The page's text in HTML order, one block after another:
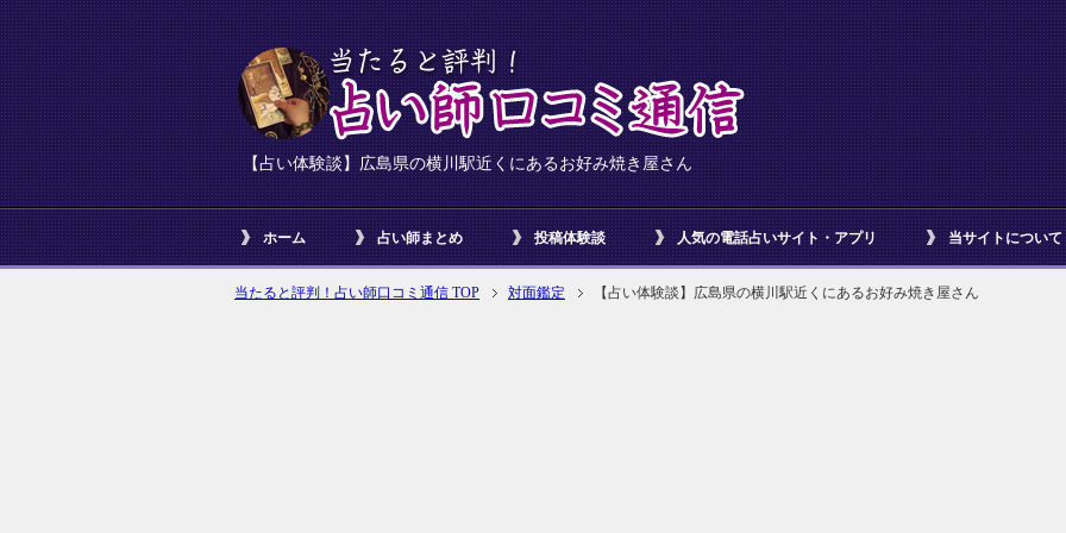
【占い体験談】広島県の横川駅近くにあるお好み焼き屋さん
ホーム 占い師まとめ 投稿体験談 人気の電話占いサイト・アプリ 当サイトについて
当たると評判！占い師口コミ通信 TOP 対面鑑定 【占い体験談】広島県の横川駅近くにあるお好み焼き屋さん